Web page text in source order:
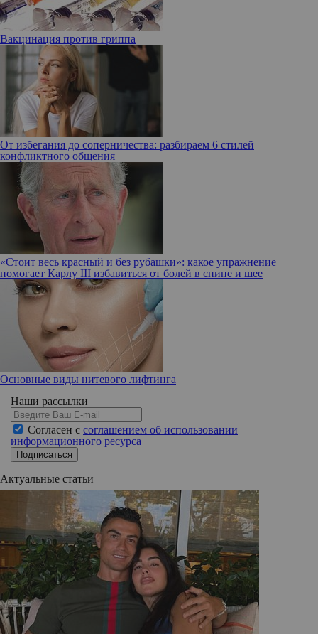
Вакцинация против гриппа
От избегания до соперничества: разбираем 6 стилей
конфликтного общения
«Стоит весь красный и без рубашки»: какое упражнение
помогает Карлу III избавиться от болей в спине и шее
Основные виды нитевого лифтинга
Наши рассылки
Согласен с соглашением об использовании
информационного ресурса
Подписаться
Актуальные статьи